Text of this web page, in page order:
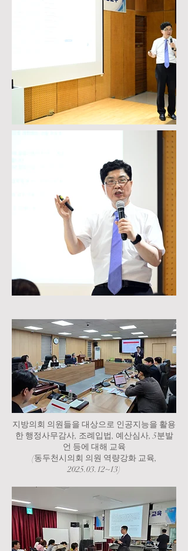
지방의회 의원들을 대상으로 인공지능을 활용
한 행정사무감사, 조례입법, 예산심사, 5분발
언 등에 대해 교육
​(동두천시의회 의원 역량강화 교육,
2025.03.12~13)